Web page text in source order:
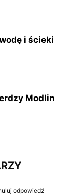
i ścieki
Modlin
odpowiedź